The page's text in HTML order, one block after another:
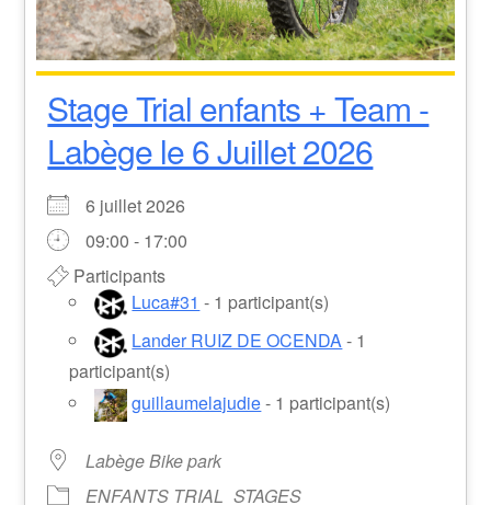
Stage Trial enfants + Team -
Labège le 6 Juillet 2026
6 juillet 2026
09:00 - 17:00
Participants
Luca#31 - 1 participant(s)
Lander RUIZ DE OCENDA- 1
participant(s)
guillaumelajudie- 1 participant(s)
Labège Bike park
ENFANTS TRIAL STAGES